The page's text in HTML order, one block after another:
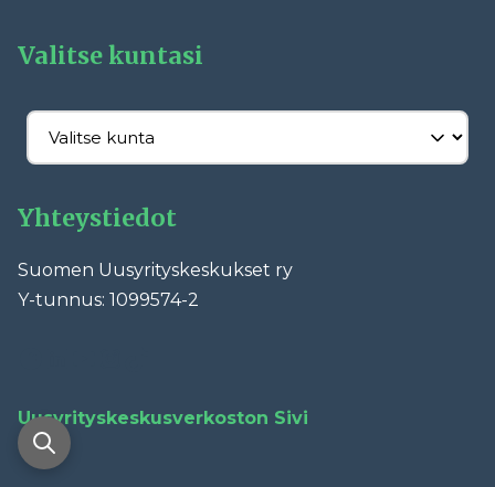
Valitse kuntasi
Yhteystiedot
Suomen Uusyrityskeskukset ry
Y-tunnus: 1099574-2
Uusyrityskeskusverkoston Sivi